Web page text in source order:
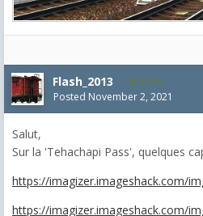
Flash_2013 2,074
Posted November 2, 2021
Salut,
Sur la 'Tehachapi Pass', quelques
https://imagizer.imageshack.com/
https://imagizer.imageshack.com/